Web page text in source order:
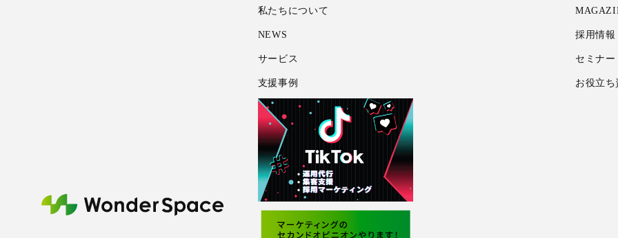
私たちについて
NEWS
サービス
支援事例
採用情報
セミナー
お役立ち